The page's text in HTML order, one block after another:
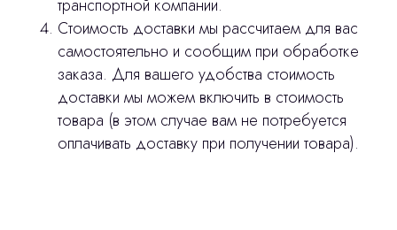
транспортной компании.
Стоимость доставки мы рассчитаем для вас
самостоятельно и сообщим при обработке
заказа. Для вашего удобства стоимость
доставки мы можем включить в стоимость
товара (в этом случае вам не потребуется
оплачивать доставку при получении товара).
Отправить вопрос
Нажимая на кнопку «Отправить вопрос»
Лицензирование
Изготовление хирургических шаблонов
Политика конфиденциальности